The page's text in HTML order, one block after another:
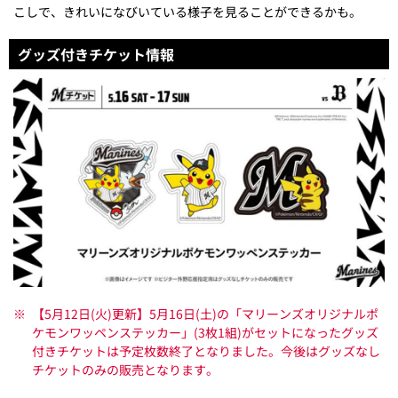
こしで、きれいになびいている様子を見ることができるかも。
グッズ付きチケット情報
※
【5月12日(火)更新】5月16日(土)の「マリーンズオリジナルポ
ケモンワッペンステッカー」(3枚1組)がセットになったグッズ
付きチケットは予定枚数終了となりました。今後はグッズなし
チケットのみの販売となります。